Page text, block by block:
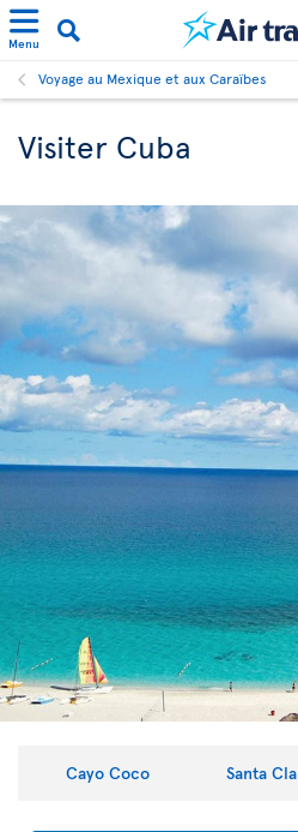
Menu
Voyage au Mexique et aux Caraïbes
Visiter Cuba
Cayo Coco Santa